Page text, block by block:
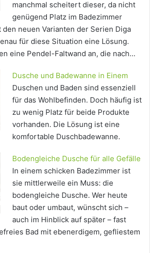
manchmal scheitert dieser, da nicht
genügend Platz im Badezimmer
neuen Varianten der Serien Diga
für diese Situation eine Lösung.
eine Pendel-Faltwand an, die nach…
Dusche und Badewanne in Einem
Duschen und Baden sind essenziell
für das Wohlbefinden. Doch häufig ist
zu wenig Platz für beide Produkte
vorhanden. Die Lösung ist eine
komfortable Duschbadewanne.
Bodengleiche Dusche für alle Gefälle
In einem schicken Badezimmer ist
sie mittlerweile ein Muss: die
bodengleiche Dusche. Wer heute
baut oder umbaut, wünscht sich –
auch im Hinblick auf später – fast
Bad mit ebenerdigem, gefliestem